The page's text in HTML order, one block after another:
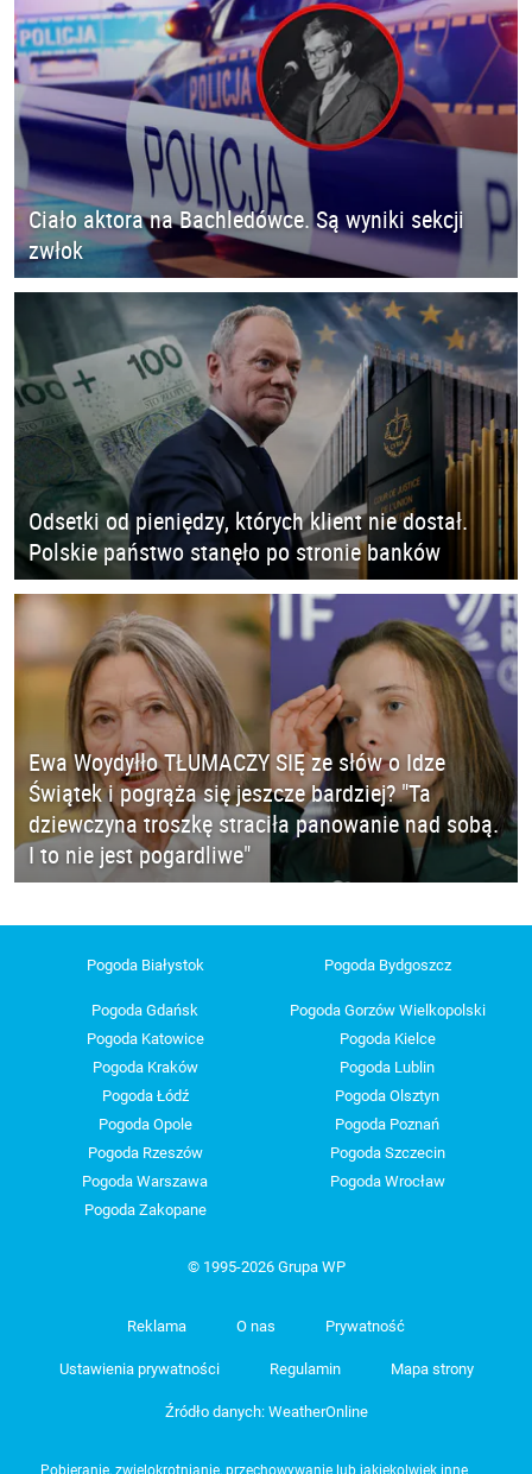
Ciało aktora na Bachledówce. Są wyniki sekcji
zwłok
Odsetki od pieniędzy, których klient nie dostał.
Polskie państwo stanęło po stronie banków
Ewa Woydyłło TŁUMACZY SIĘ ze słów o Idze
Świątek i pogrąża się jeszcze bardziej? "Ta
dziewczyna troszkę straciła panowanie nad sobą.
I to nie jest pogardliwe"
Pogoda Białystok Pogoda Bydgoszcz
Pogoda Gdańsk
Pogoda Gorzów Wielkopolski
Pogoda Katowice
Pogoda Kielce
Pogoda Kraków
Pogoda Lublin
Pogoda Łódź
Pogoda Olsztyn
Pogoda Opole
Pogoda Poznań
Pogoda Rzeszów
Pogoda Szczecin
Pogoda Warszawa
Pogoda Wrocław
Pogoda Zakopane
© 1995-2026 Grupa WP
Reklama O nas Prywatność
Ustawienia prywatności Regulamin Mapa strony
Źródło danych: WeatherOnline
Pobieranie, zwielokrotnianie, przechowywanie lub jakiekolwiek inne